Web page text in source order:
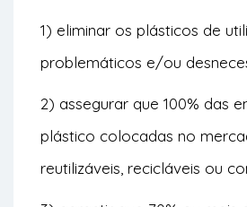
1) eliminar os plásticos de
problemáticos e/ou
2) assegurar que 100% das
plástico colocadas no
reutilizáveis, recicláveis ou